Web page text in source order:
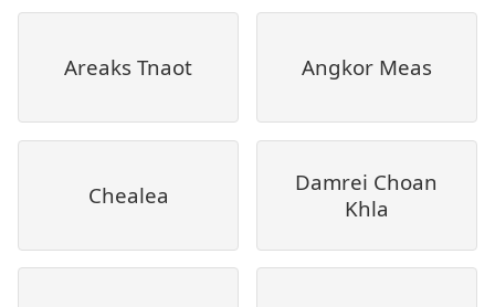
Areaks Tnaot Angkor Meas
Chealea
Damrei Choan
Khla